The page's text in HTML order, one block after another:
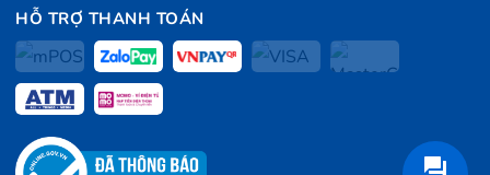
HỖ TRỢ THANH TOÁN